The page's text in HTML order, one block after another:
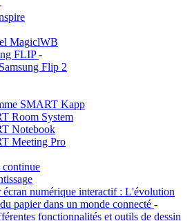
MagiclWB
FLIP-
Samsung Flip 2
SMART Kapp
Room System
Notebook
Meeting Pro
écran numérique interactif : L'évolution
papier dans un monde connecté -
fonctionnalités et outils de dessin